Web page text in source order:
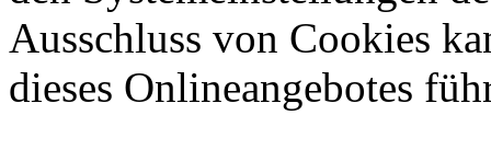
Ausschluss von Cookies
dieses Onlineangebotes